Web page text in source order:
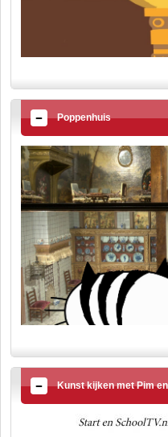
Poppenhuis
Kunst kijken met Pim